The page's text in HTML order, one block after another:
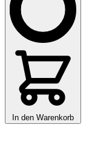
In den Warenkorb